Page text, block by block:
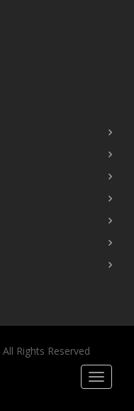
All Rights Reserved
Toggle